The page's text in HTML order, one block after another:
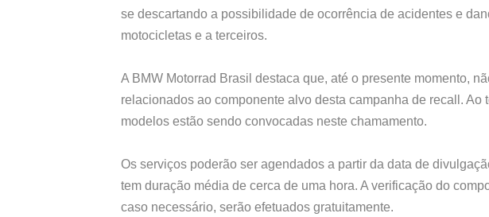
se descartando a possibilidade de ocorrência de acidentes e
motocicletas e a terceiros.
A BMW Motorrad Brasil destaca que, até o presente momento,
relacionados ao componente alvo desta campanha de recall. Ao
modelos estão sendo convocadas neste chamamento.
Os serviços poderão ser agendados a partir da data de
tem duração média de cerca de uma hora. A verificação do
caso necessário, serão efetuados gratuitamente.